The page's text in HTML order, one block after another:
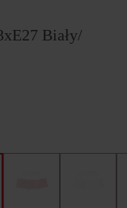
Biały/